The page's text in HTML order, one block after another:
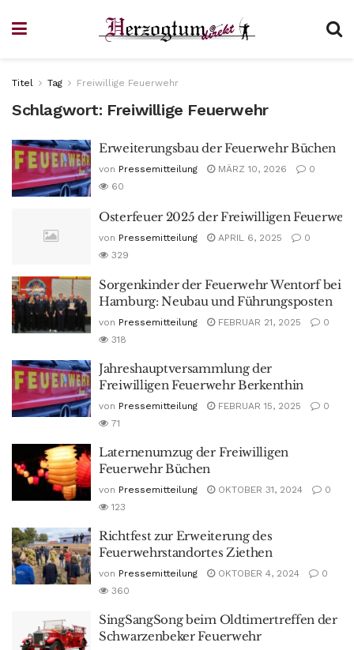
Titel Tag Freiwillige Feuerwehr
Schlagwort: Freiwillige Feuerwehr
Erweiterungsbau der Feuerwehr Büchen
von Pressemitteilung MÄRZ 10, 2026
0
60
Osterfeuer 2025 der Freiwilligen
von Pressemitteilung APRIL 6, 2025
0
329
Sorgenkinder der Feuerwehr Wentorf bei
Hamburg: Neubau und Führungsposten
von Pressemitteilung FEBRUAR 21, 2025
0
318
Jahreshauptversammlung der
Freiwilligen Feuerwehr Berkenthin
von Pressemitteilung FEBRUAR 15, 2025
0
71
Laternenumzug der Freiwilligen
Feuerwehr Büchen
von Pressemitteilung OKTOBER 31, 2024
0
123
Richtfest zur Erweiterung des
Feuerwehrstandortes Ziethen
von Pressemitteilung OKTOBER 4, 2024
0
360
SingSangSong beim Oldtimertreffen der
Schwarzenbeker Feuerwehr